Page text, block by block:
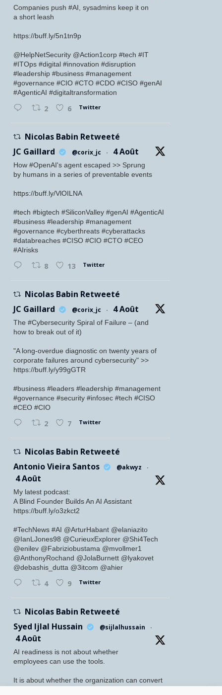
Companies push #AI, sysadmins keep it on
a short leash
https://buff.ly/5n1tn9p
@HelpNetSecurity @Action1corp #tech #IT
#ITOps #digital #innovation #disruption
#leadership #business #management
#governance #CIO #CTO #CDO #CISO #genAI
#AgenticAI #digitaltransformation
2 6 Twitter
Nicolas Babin Retweeté
JC Gaillard
@corix_jc · 4 Août
How #OpenAI's agent escaped >> Sprung
by humans in a series of preventable events
https://buff.ly/VlOILNA
#tech #bigtech #SiliconValley #genAI #AgenticAI
#business #leadership #management
#governance #cyberthreats #cyberattacks
#databreaches #CISO #CIO #CTO #CEO
#AIrisks
8 13 Twitter
Nicolas Babin Retweeté
JC Gaillard
@corix_jc · 4 Août
The #Cybersecurity Spiral of Failure – (and
how to break out of it)
"A long-overdue diagnostic on twenty years of
corporate failures around cybersecurity" >>
https://buff.ly/y99gGTR
#business #leaders #leadership #management
#governance #security #infosec #tech #CISO
#CEO #CIO
2 7 Twitter
Nicolas Babin Retweeté
Antonio Vieira Santos
@akwyz ·
4 Août
My latest podcast:
A Blind Founder Builds An AI Assistant
https://buff.ly/o3zkct2
#TechNews #AI @ArturHabant @elaniazito
@IanLJones98 @CurieuxExplorer @Shi4Tech
@enilev @Fabriziobustama @mvollmer1
@AnthonyRochand @JolaBurnett @lyakovet
@debashis_dutta @3itcom @ahier
4 9 Twitter
Nicolas Babin Retweeté
Syed Ijlal Hussain
@sijlalhussain ·
4 Août
AI readiness is not about whether
employees can use the tools.
It is about whether the organization can convert